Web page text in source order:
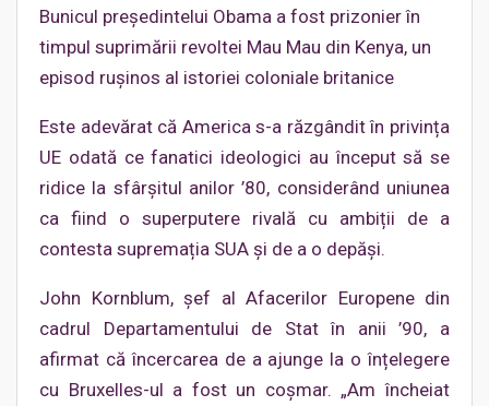
Bunicul președintelui Obama a fost prizonier în
timpul suprimării revoltei Mau Mau din Kenya, un
episod rușinos al istoriei coloniale britanice
Este adevărat că America s-a răzgândit în privința
UE odată ce fanatici ideologici au început să se
ridice la sfârșitul anilor ’80, considerând uniunea
ca fiind o superputere rivală cu ambiții de a
contesta supremația SUA și de a o depăși.
John Kornblum, șef al Afacerilor Europene din
cadrul Departamentului de Stat în anii ’90, a
afirmat că încercarea de a ajunge la o înțelegere
cu Bruxelles-ul a fost un coșmar. „Am încheiat